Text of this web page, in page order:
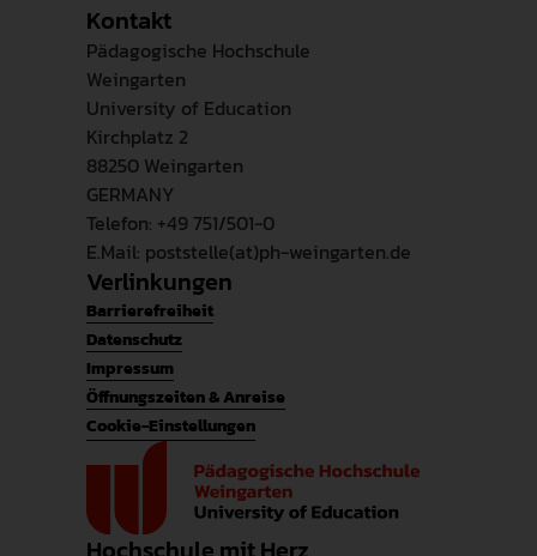
Kontakt
Pädagogische Hochschule
Weingarten
University of Education
Kirchplatz 2
88250 Weingarten
GERMANY
Telefon: +49 751/501-0
E.Mail: poststelle(at)ph-weingarten.de
Verlinkungen
Barrierefreiheit
Datenschutz
Impressum
Öffnungszeiten & Anreise
Cookie-Einstellungen